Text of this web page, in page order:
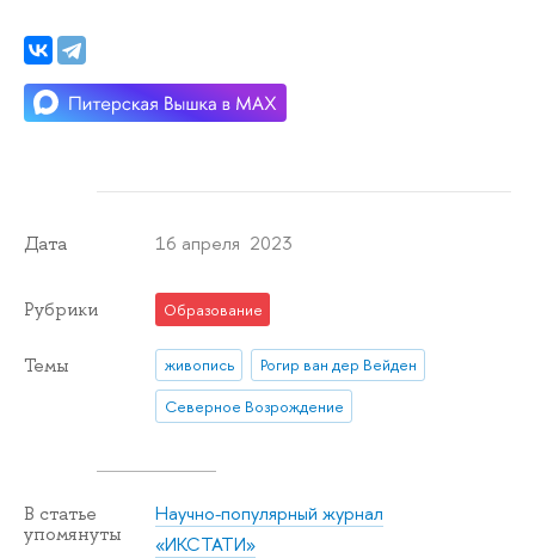
Дата 16 апреля 2023
Рубрики Образование
Темы живопись
Рогир ван дер Вейден
Северное Возрождение
В статье
упомянуты
Научно-популярный журнал
«ИКСТАТИ»